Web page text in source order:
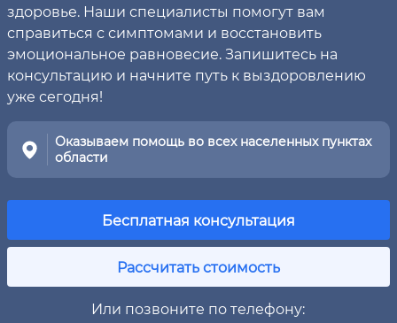
здоровье. Наши специалисты помогут вам
справиться с симптомами и восстановить
эмоциональное равновесие. Запишитесь на
консультацию и начните путь к выздоровлению
уже сегодня!
Оказываем помощь во всех населенных пунктах
области
Бесплатная консультация
Рассчитать стоимость
Или позвоните по телефону: